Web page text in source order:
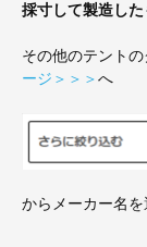
採寸して製造した
その他のテント
ージ＞＞＞へ
からメーカー名を